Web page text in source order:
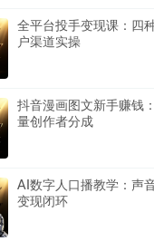
全平台投手变现课：四
户渠道实操
抖音漫画图文新手赚钱
量创作者分成
AI数字人口播教学：声
变现闭环